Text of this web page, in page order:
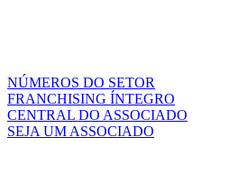
NÚMEROS DO SETOR
FRANCHISING ÍNTEGRO
CENTRAL DO ASSOCIADO
SEJA UM ASSOCIADO